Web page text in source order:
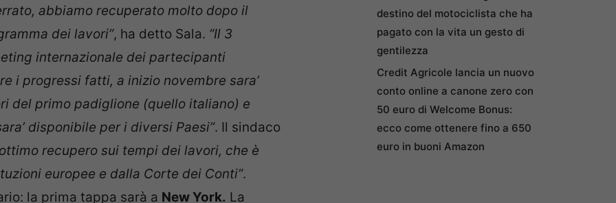
abbiamo recuperato molto dopo il
dei lavori”, ha detto Sala. “Il 3
internazionale dei partecipanti
i progressi fatti, a inizio novembre sara’
del primo padiglione (quello italiano) e
disponibile per i diversi Paesi”. Il sindaco
ottimo recupero sui tempi dei lavori, che è
europee e dalla Corte dei Conti”.
la prima tappa sarà a New York. La
destino del motociclista che ha
pagato con la vita un gesto di
gentilezza
Credit Agricole lancia un nuovo
conto online a canone zero con
50 euro di Welcome Bonus:
ecco come ottenere fino a 650
euro in buoni Amazon